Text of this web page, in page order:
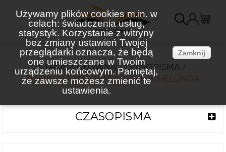
Używamy plików cookies m.in. w
celach: świadczenia usług,
statystyk. Korzystanie z witryny
bez zmiany ustawień Twojej
przeglądarki oznacza, że będą
one umieszczane w Twoim
urządzeniu końcowym. Pamiętaj,
że zawsze możesz zmienić te
ustawienia.
Zamknij
STRONA GŁÓWNA
CZASOPISMA
KRONOS 1-2/2009 POWRÓT SCHELLINGA
CZASOPISMA